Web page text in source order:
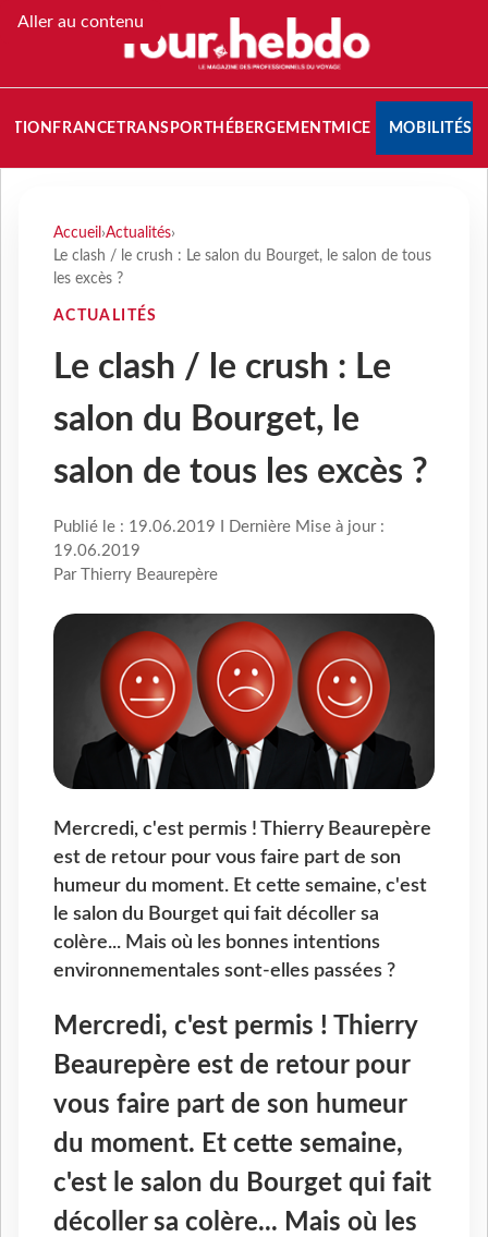
Aller au contenu
FRANCETRANSPORT HÉBERGEMENTMICE MOBILITÉS
Accueil ›Actualités›
Le clash / le crush : Le salon du Bourget, le salon de tous
les excès ?
ACTUALITÉS
Le clash / le crush : Le
salon du Bourget, le
salon de tous les excès ?
Publié le : 19.06.2019 I Dernière Mise à jour :
19.06.2019
Par Thierry Beaurepère
Mercredi, c'est permis ! Thierry Beaurepère
est de retour pour vous faire part de son
humeur du moment. Et cette semaine, c'est
le salon du Bourget qui fait décoller sa
colère... Mais où les bonnes intentions
environnementales sont-elles passées ?
Mercredi, c'est permis ! Thierry
Beaurepère est de retour pour
vous faire part de son humeur
du moment. Et cette semaine,
c'est le salon du Bourget qui fait
décoller sa colère... Mais où les